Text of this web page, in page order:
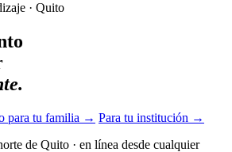
· Quito
para tu familia → Para tu institución →
de Quito · en línea desde cualquier